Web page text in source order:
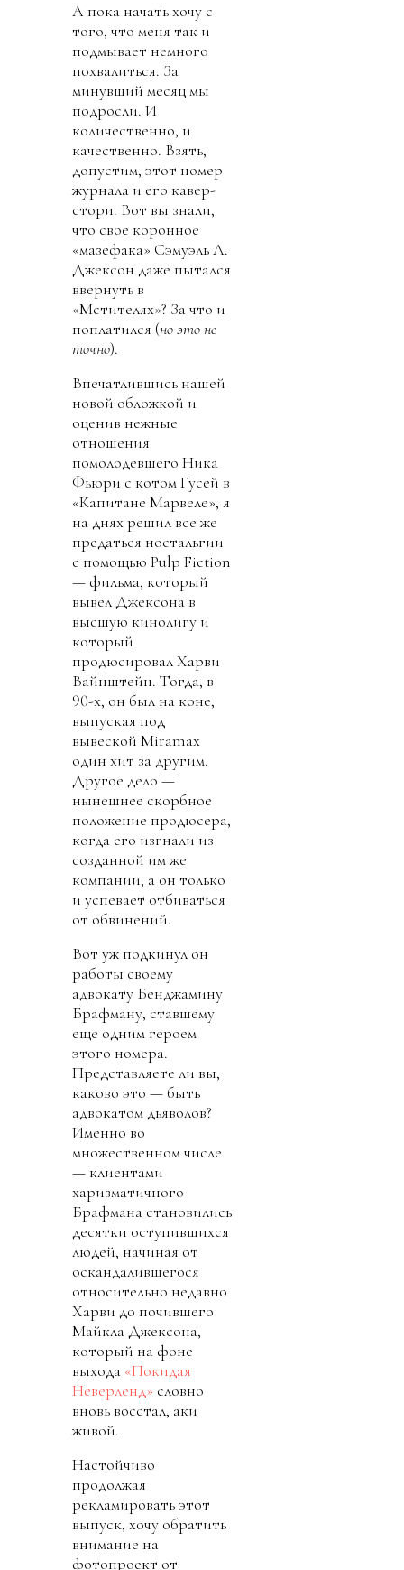
А пока начать хочу с
того, что меня так и
подмывает немного
похвалиться. За
минувший месяц мы
подросли. И
количественно, и
качественно. Взять,
допустим, этот номер
журнала и его кавер-
стори. Вот вы знали,
что свое коронное
«мазефака» Сэмуэль Л.
Джексон даже пытался
ввернуть в
«Мстителях»? За что и
поплатился (но это не
точно).
Впечатлившись нашей
новой обложкой и
оценив нежные
отношения
помолодевшего Ника
Фьюри с котом Гусей в
«Капитане Марвеле», я
на днях решил все же
предаться ностальгии
с помощью Pulp Fiction
— фильма, который
вывел Джексона в
высшую кинолигу и
который
продюсировал Харви
Вайнштейн. Тогда, в
90-х, он был на коне,
выпуская под
вывеской Miramax
один хит за другим.
Другое дело —
нынешнее скорбное
положение продюсера,
когда его изгнали из
созданной им же
компании, а он только
и успевает отбиваться
от обвинений.
Вот уж подкинул он
работы своему
адвокату Бенджамину
Брафману, ставшему
еще одним героем
этого номера.
Представляете ли вы,
каково это — быть
адвокатом дьяволов?
Именно во
множественном числе
— клиентами
харизматичного
Брафмана становились
десятки оступившихся
людей, начиная от
оскандалившегося
относительно недавно
Харви до почившего
Майкла Джексона,
который на фоне
выхода «Покидая
Неверленд» словно
вновь восстал, аки
живой.
Настойчиво
продолжая
рекламировать этот
выпуск, хочу обратить
внимание на
фотопроект от